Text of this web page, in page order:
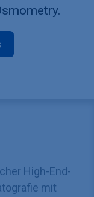
High-End-
mit